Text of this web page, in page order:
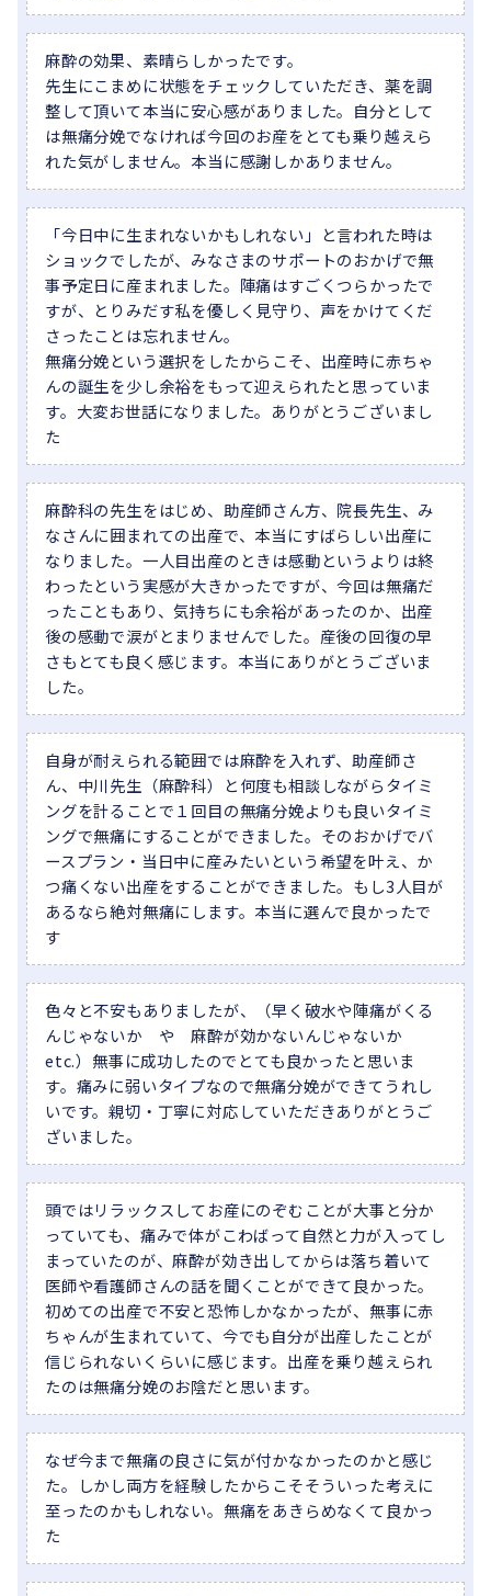
麻酔の効果、素晴らしかったです。
先生にこまめに状態をチェックしていただき、薬を調
整して頂いて本当に安心感がありました。自分として
は無痛分娩でなければ今回のお産をとても乗り越えら
れた気がしません。本当に感謝しかありません。
「今日中に生まれないかもしれない」と言われた時は
ショックでしたが、みなさまのサポートのおかげで無
事予定日に産まれました。陣痛はすごくつらかったで
すが、とりみだす私を優しく見守り、声をかけてくだ
さったことは忘れません。
無痛分娩という選択をしたからこそ、出産時に赤ちゃ
んの誕生を少し余裕をもって迎えられたと思っていま
す。大変お世話になりました。ありがとうございまし
た
麻酔科の先生をはじめ、助産師さん方、院長先生、み
なさんに囲まれての出産で、本当にすばらしい出産に
なりました。一人目出産のときは感動というよりは終
わったという実感が大きかったですが、今回は無痛だ
ったこともあり、気持ちにも余裕があったのか、出産
後の感動で涙がとまりませんでした。産後の回復の早
さもとても良く感じます。本当にありがとうございま
した。
自身が耐えられる範囲では麻酔を入れず、助産師さ
ん、中川先生（麻酔科）と何度も相談しながらタイミ
ングを計ることで１回目の無痛分娩よりも良いタイミ
ングで無痛にすることができました。そのおかげでバ
ースプラン・当日中に産みたいという希望を叶え、か
つ痛くない出産をすることができました。もし3人目が
あるなら絶対無痛にします。本当に選んで良かったで
す
色々と不安もありましたが、（早く破水や陣痛がくる
んじゃないか や 麻酔が効かないんじゃないか
etc.）無事に成功したのでとても良かったと思いま
す。痛みに弱いタイプなので無痛分娩ができてうれし
いです。親切・丁寧に対応していただきありがとうご
ざいました。
頭ではリラックスしてお産にのぞむことが大事と分か
っていても、痛みで体がこわばって自然と力が入ってし
まっていたのが、麻酔が効き出してからは落ち着いて
医師や看護師さんの話を聞くことができて良かった。
初めての出産で不安と恐怖しかなかったが、無事に赤
ちゃんが生まれていて、今でも自分が出産したことが
信じられないくらいに感じます。出産を乗り越えられ
たのは無痛分娩のお陰だと思います。
なぜ今まで無痛の良さに気が付かなかったのかと感じ
た。しかし両方を経験したからこそそういった考えに
至ったのかもしれない。無痛をあきらめなくて良かっ
た